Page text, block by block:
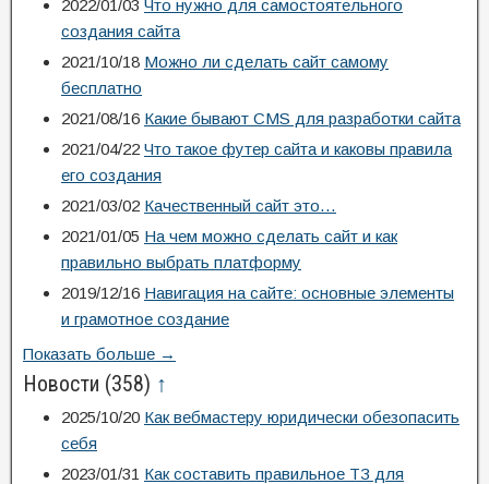
2022/01/03 Что нужно для самостоятельного
создания сайта
2021/10/18 Можно ли сделать сайт самому
бесплатно
2021/08/16 Какие бывают CMS для разработки сайта
2021/04/22 Что такое футер сайта и каковы правила
его создания
2021/03/02 Качественный сайт это…
2021/01/05 На чем можно сделать сайт и как
правильно выбрать платформу
2019/12/16 Навигация на сайте: основные элементы
и грамотное создание
Показать больше →
Новости (358) ↑
2025/10/20 Как вебмастеру юридически обезопасить
себя
2023/01/31 Как составить правильное ТЗ для